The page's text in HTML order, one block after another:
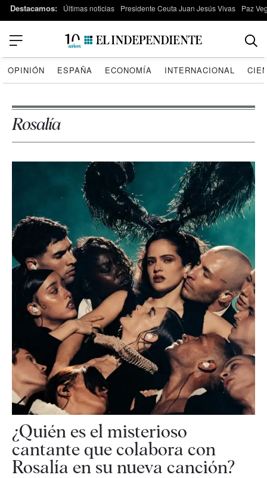
Destacamos: Últimas noticias Presidente Ceuta Juan Jesús Vivas Paz
OPINIÓN ESPAÑA ECONOMÍA INTERNACIONAL
Rosalía
¿Quién es el misterioso
cantante que colabora con
Rosalía en su nueva canción?